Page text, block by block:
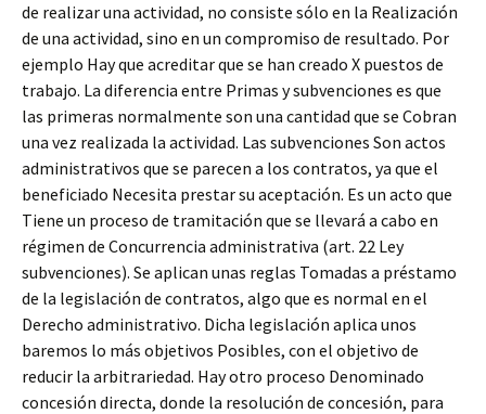
de realizar una actividad, no consiste sólo en la Realización
de una actividad, sino en un compromiso de resultado. Por
ejemplo Hay que acreditar que se han creado X puestos de
trabajo. La diferencia entre Primas y subvenciones es que
las primeras normalmente son una cantidad que se Cobran
una vez realizada la actividad. Las subvenciones Son actos
administrativos que se parecen a los contratos, ya que el
beneficiado Necesita prestar su aceptación. Es un acto que
Tiene un proceso de tramitación que se llevará a cabo en
régimen de Concurrencia administrativa (art. 22 Ley
subvenciones). Se aplican unas reglas Tomadas a préstamo
de la legislación de contratos, algo que es normal en el
Derecho administrativo. Dicha legislación aplica unos
baremos lo más objetivos Posibles, con el objetivo de
reducir la arbitrariedad. Hay otro proceso Denominado
concesión directa, donde la resolución de concesión, para